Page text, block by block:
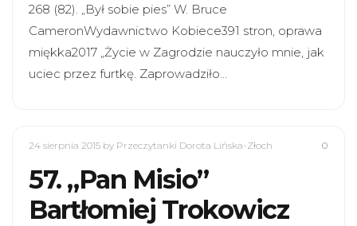
268 (82). „Był sobie pies” W. Bruce
CameronWydawnictwo Kobiece391 stron, oprawa
miękka2017 „Życie w Zagrodzie nauczyło mnie, jak
uciec przez furtkę. Zaprowadziło…
24 sierpnia 2015 by Przeczytanki Dorota Lińska-Złoch 0
57. „Pan Misio”
Bartłomiej Trokowicz